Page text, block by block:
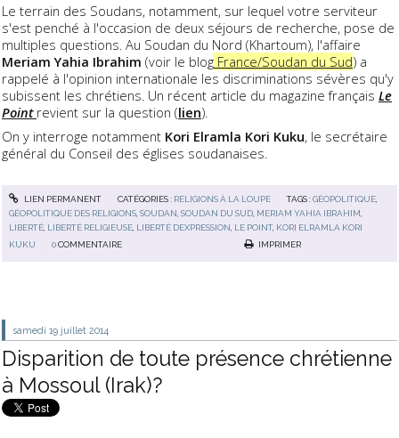
Le terrain des Soudans, notamment, sur lequel votre serviteur
s'est penché à l'occasion de deux séjours de recherche, pose de
multiples questions. Au Soudan du Nord (Khartoum), l'affaire
Meriam Yahia Ibrahim (voir le blog France/Soudan du Sud) a
rappelé à l'opinion internationale les discriminations sévères qu'y
subissent les chrétiens. Un récent article du magazine français Le
Point revient sur la question (lien).
On y interroge notamment Kori Elramla Kori Kuku, le secrétaire
général du Conseil des églises soudanaises.
LIEN PERMANENT CATÉGORIES : RELIGIONS À LA LOUPE TAGS :GÉOPOLITIQUE,
GÉOPOLITIQUE DES RELIGIONS,SOUDAN,SOUDAN DU SUD, MERIAM YAHIA IBRAHIM,
LIBERTÉ, LIBERTÉ RELIGIEUSE, LIBERTÉ DEXPRESSION, LE POINT, KORI ELRAMLA KORI
KUKU
0 COMMENTAIRE IMPRIMER
samedi 19 juillet 2014
Disparition de toute présence chrétienne
à Mossoul (Irak)?